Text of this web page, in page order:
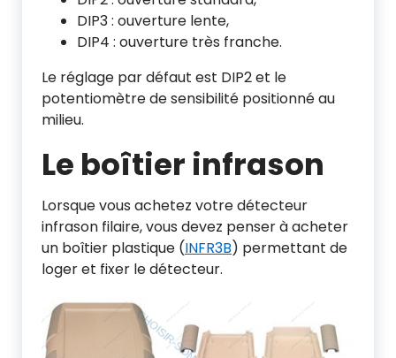
DIP3 : ouverture lente,
DIP4 : ouverture très franche.
Le réglage par défaut est DIP2 et le
potentiomètre de sensibilité positionné au
milieu.
Le boîtier infrason
Lorsque vous achetez votre détecteur
infrason filaire, vous devez penser à acheter
un boîtier plastique (INFR3B) permettant de
loger et fixer le détecteur.